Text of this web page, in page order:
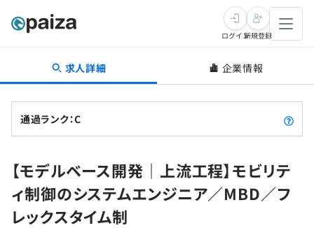
転職・キャリア
転職成功ガイド
転職エージェント
インタビュー
転職成功ガイド
新卒就活
求人検索
本選考
学習
ログイン新規登録
求人詳細 企業情報
通過ランク：C
【モデルベース開発｜上流工程】モビリテ
ィ制御のシステムエンジニア／MBD／フ
レックスタイム制